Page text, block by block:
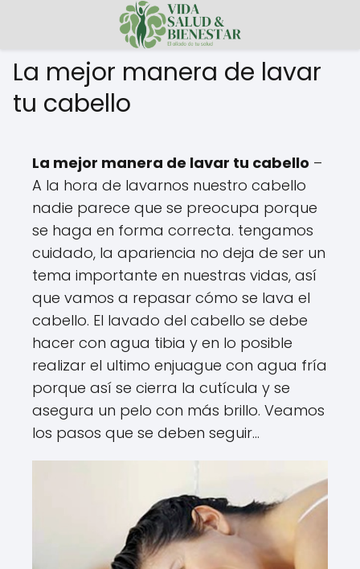
La mejor manera de lavar
tu cabello
La mejor manera de lavar tu cabello –
A la hora de lavarnos nuestro cabello
nadie parece que se preocupa porque
se haga en forma correcta. tengamos
cuidado, la apariencia no deja de ser un
tema importante en nuestras vidas, así
que vamos a repasar cómo se lava el
cabello. El lavado del cabello se debe
hacer con agua tibia y en lo posible
realizar el ultimo enjuague con agua fría
porque así se cierra la cutícula y se
asegura un pelo con más brillo. Veamos
los pasos que se deben seguir…